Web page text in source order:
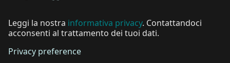
Leggi la nostra informativa privacy. Contattandoci
acconsenti al trattamento dei tuoi dati.
Privacy preference